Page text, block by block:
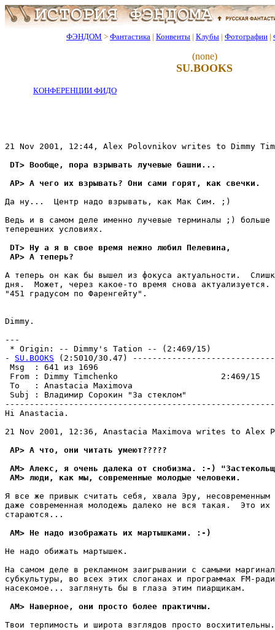
ФЭНДОМ > Фантастика | Конвенты | Клубы | Фотографии |
(none)
SU.BOOKS
КОНФЕРЕНЦИИ ФИДО
21 Nov 2001, 12:44, Alex Polovnikov writes to Dimmy
DT> Вообще, пора взрывать лучевые башни...
AP> А чего их взpывать? Они сами гоpят, как свечки.
Да ну...  Центр надо взрывать, как Мак Сим. ;)
Ведь и в самом деле именно лучевые терминалы ;) больше
теперешних условиях.
DT> Ну а я в свое время нежно любил Пелевина,
AP> А тепеpь?
А теперь он как бы вышел из фокуса актуальности.
дня.  Может, через какое-то время снова
"451 градусом по Фаренгейту".
Dimmy.
---
* Origin: -- Dimmy's Tation -- (2:469/15)
- SU.BOOKS (2:5010/30.47)
Msg  : 641
From : Dimmy Timchenko                     2:469/15
To   : Anastacia Maximova
Subj : Владимир Сорокин
Hi Anastacia.
21 Nov 2001, 12:36, Anastacia Maximova writes to Alex
AP> А что, они читать умеют?????
AM> Алекс, я очень далека от снобизма. :-)
AM> люди, как мы, современные молодые человеки.
Я все же привык считать себя, хвала Эру,
даже современная молодежь далеко не вся такая.  Это их
стараются...
AM> Не надо изображать их мартышками. :-)
Не надо обижать мартышек.
На самом деле в рекламном заигрывании с самыми
субкультуры, во всех этих слоганах и программах FM-
насекомое... заглянуть бы в глаза этим пиарщикам.
AM> Наверное, они просто более практичны.
Твои терпимость и широта взглядов просто